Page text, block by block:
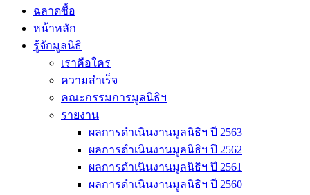
ฉลาดซื้อ
หน้าหลัก
รู้จักมูลนิธิ
เราคือใคร
ความสำเร็จ
คณะกรรมการมูลนิธิฯ
รายงาน
ผลการดำเนินงานมูลนิธิฯ ปี 2563
ผลการดำเนินงานมูลนิธิฯ ปี 2562
ผลการดำเนินงานมูลนิธิฯ ปี 2561
ผลการดำเนินงานมูลนิธิฯ ปี 2560